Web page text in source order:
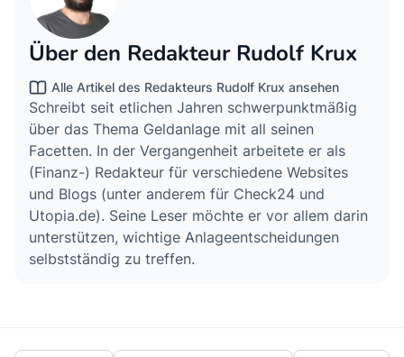
Über den Redakteur Rudolf Krux
Alle Artikel des Redakteurs Rudolf Krux ansehen
Schreibt seit etlichen Jahren schwerpunktmäßig
über das Thema Geldanlage mit all seinen
Facetten. In der Vergangenheit arbeitete er als
(Finanz-) Redakteur für verschiedene Websites
und Blogs (unter anderem für Check24 und
Utopia.de). Seine Leser möchte er vor allem darin
unterstützen, wichtige Anlageentscheidungen
selbstständig zu treffen.